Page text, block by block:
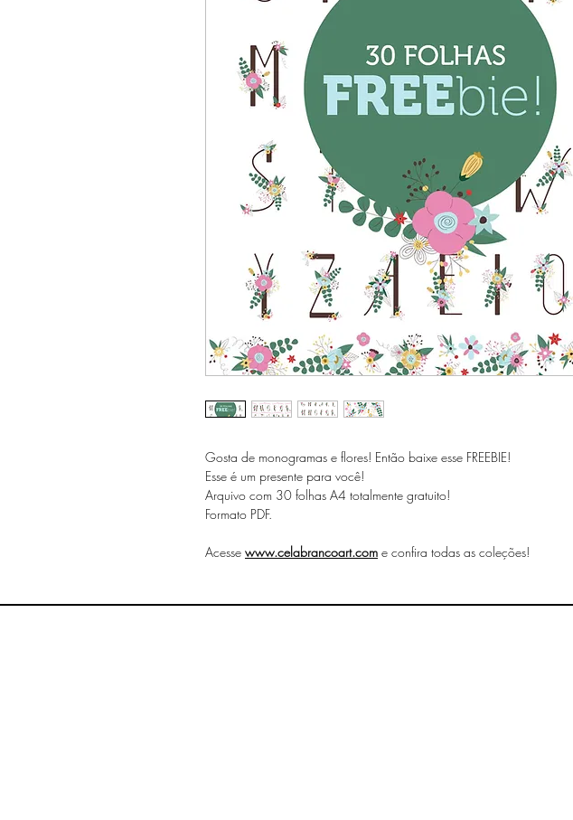
Gosta de monogramas e flores! Então baixe esse FREEBIE!
Esse é um presente para você!
Arquivo com 30 folhas A4 totalmente gratuito!
Formato PDF.
Acesse www.celabrancoart.com e confira todas as coleções!